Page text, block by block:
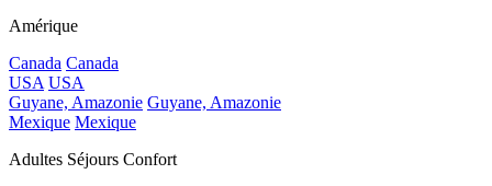
Amérique
Canada Canada
USA USA
Guyane, Amazonie Guyane, Amazonie
Mexique Mexique
Adultes Séjours Confort